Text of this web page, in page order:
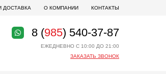
ДОСТАВКА О КОМПАНИИ КОНТАКТЫ
8 (985) 540-37-87
ЕЖЕДНЕВНО С 10:00 ДО 21:00
ЗАКАЗАТЬ ЗВОНОК